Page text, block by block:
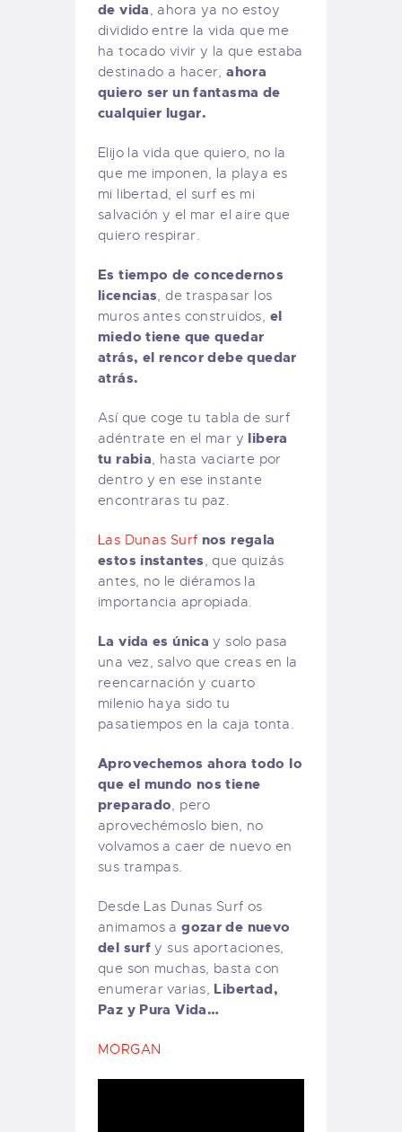
de vida, ahora ya no estoy
dividido entre la vida que me
ha tocado vivir y la que estaba
destinado a hacer,ahora
quiero ser un fantasma de
cualquier lugar.
Elijo la vida que quiero, no la
que me imponen, la playa es
mi libertad, el surf es mi
salvación y el mar el aire que
quiero respirar.
Es tiempo de concedernos
licencias, de traspasar los
muros antes construidos, el
miedo tiene que quedar
atrás, el rencor debe quedar
atrás.
Así que coge tu tabla de surf
adéntrate en el mar y libera
tu rabia, hasta vaciarte por
dentro y en ese instante
encontraras tu paz.
Las Dunas Surf nos regala
estos instantes, que quizás
antes, no le diéramos la
importancia apropiada.
La vida es única y solo pasa
una vez, salvo que creas en la
reencarnación y cuarto
milenio haya sido tu
pasatiempos en la caja tonta.
Aprovechemos ahora todo lo
que el mundo nos tiene
preparado, pero
aprovechémoslo bien, no
volvamos a caer de nuevo en
sus trampas.
Desde Las Dunas Surf os
animamos agozar de nuevo
del surf y sus aportaciones,
que son muchas, basta con
enumerar varias, Libertad,
Paz y Pura Vida…
MORGAN